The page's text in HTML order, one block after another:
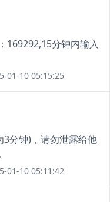
169292,15分钟内输入
01-10 05:15:25
3分钟)，请勿泄露给他
01-10 05:11:42